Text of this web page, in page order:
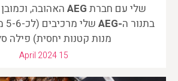
שלי עם חברת AEG האהובה,
בתנור ה-AEG
מנות קטנות יחסית) פילה
April 2024 15